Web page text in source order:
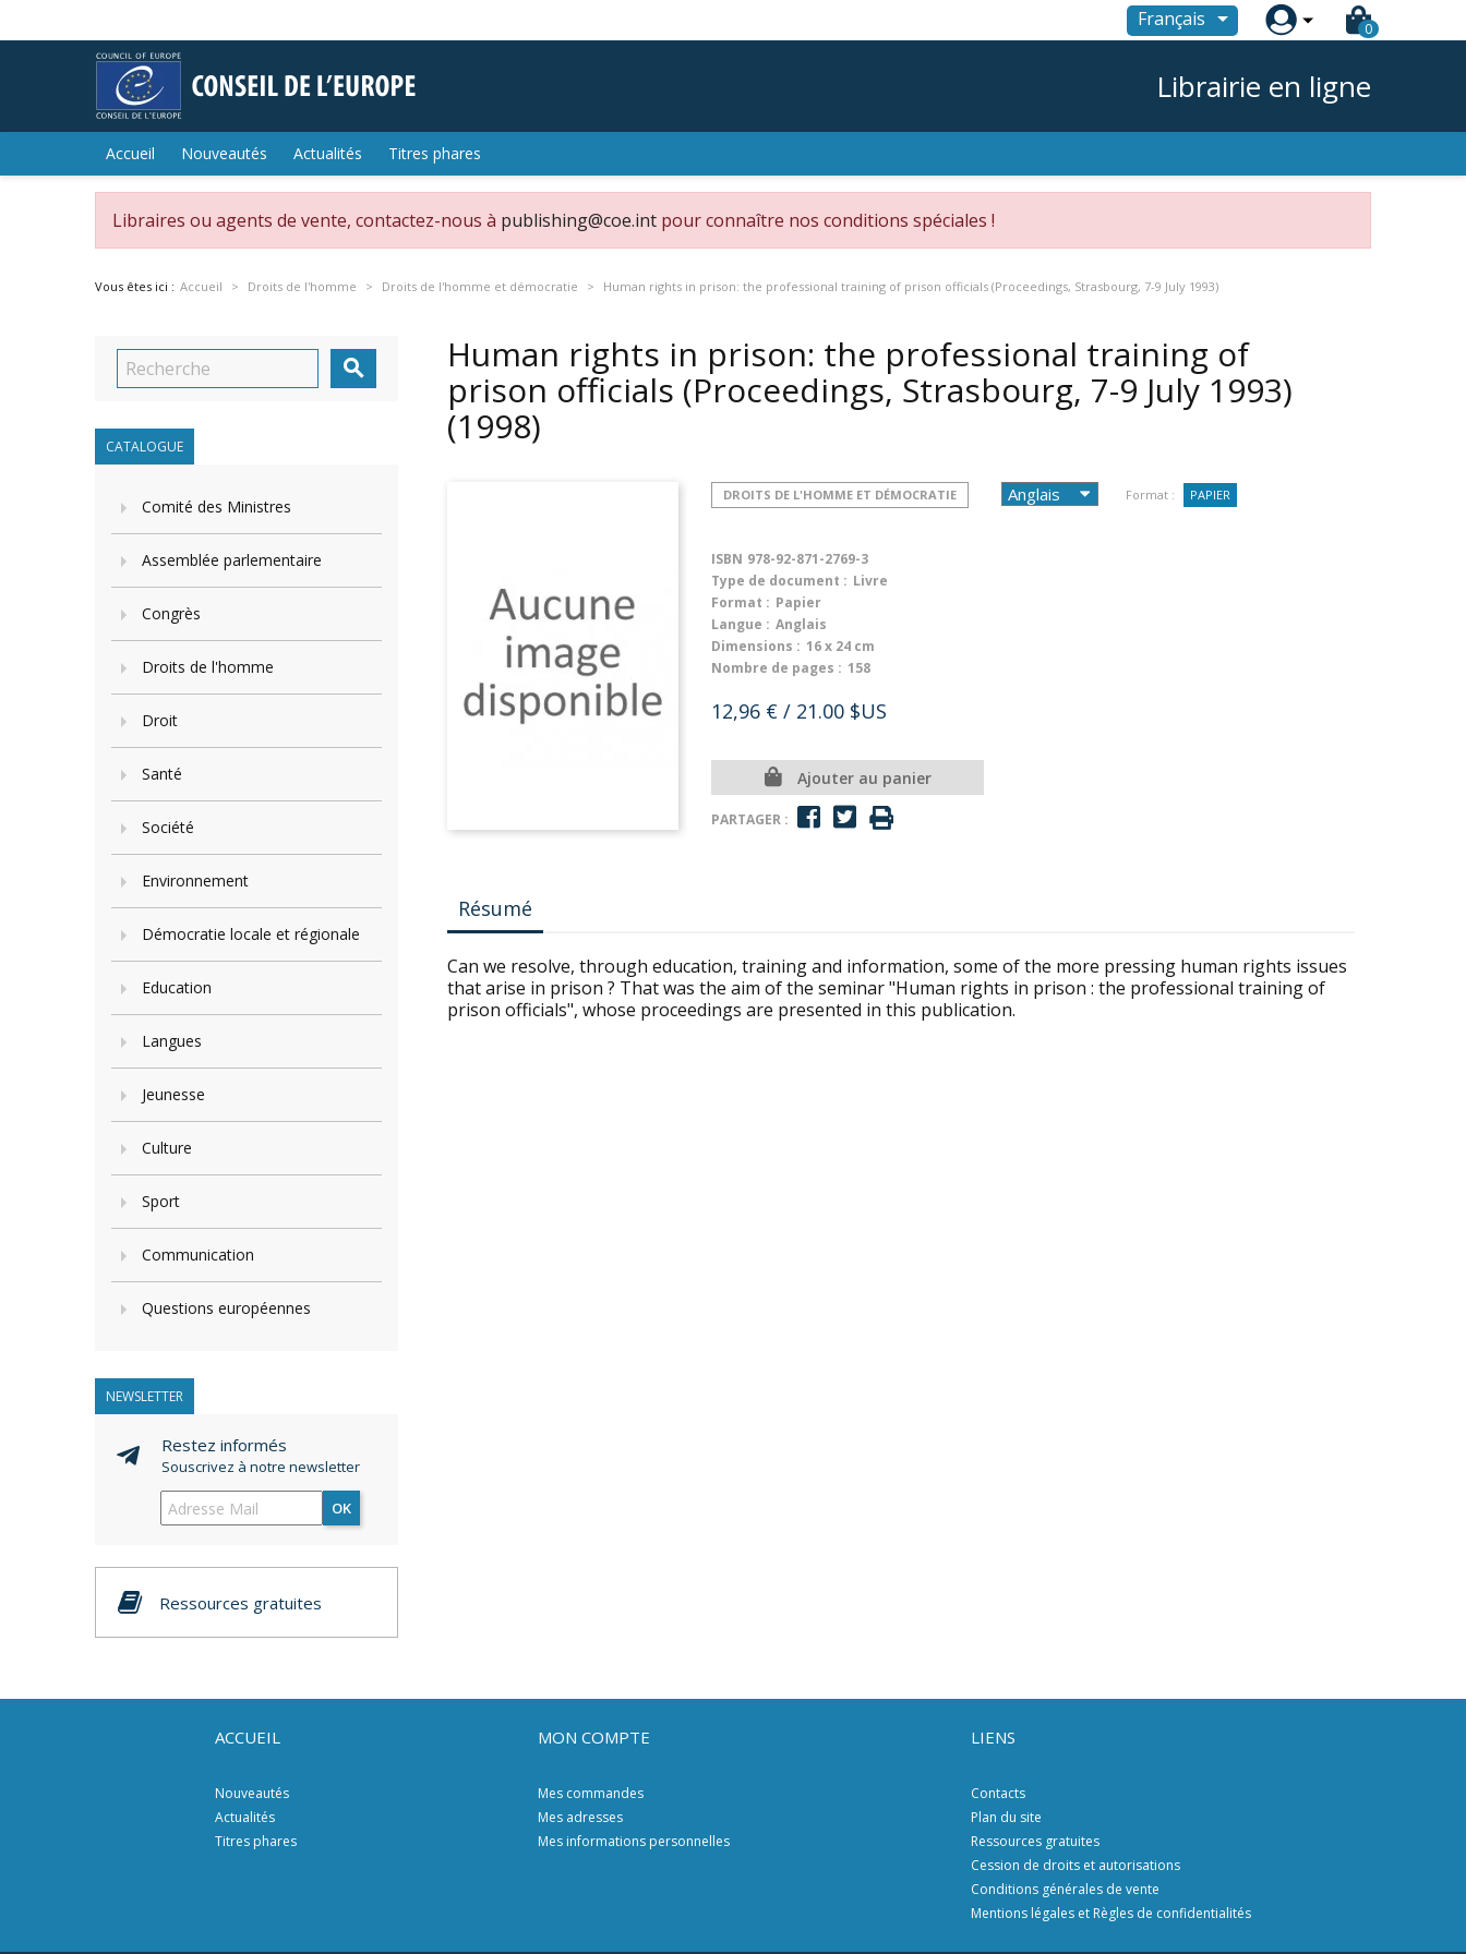
Français  0
Librairie en ligne
Accueil Nouveautés Actualités Titres phares
Libraires ou agents de vente, contactez-nous à publishing@coe.int pour connaître nos conditions spéciales !
Vous êtes ici : Accueil Droits de l'homme Droits de l'homme et démocratie Human rights in prison: the professional training of prison officials (Proceedings, Strasbourg, 7-9 July 1993)

CATALOGUE
Comité des Ministres
Assemblée parlementaire
Congrès
Droits de l'homme
Droit
Santé
Société
Environnement
Démocratie locale et régionale
Education
Langues
Jeunesse
Culture
Sport
Communication
Questions européennes
NEWSLETTER
Restez informés
Souscrivez à notre newsletter
OK
Ressources gratuites
Human rights in prison: the professional training of
prison officials (Proceedings, Strasbourg, 7-9 July 1993)
(1998)
DROITS DE L'HOMME ET DÉMOCRATIE Format : PAPIER
ISBN 978-92-871-2769-3
Type de document : Livre
Format : Papier
Langue : Anglais
Dimensions : 16 x 24 cm
Nombre de pages : 158
12,96 € / 21.00 $US
Ajouter au panier
PARTAGER :
Résumé
Can we resolve, through education, training and information, some of the more pressing human rights issues
that arise in prison ? That was the aim of the seminar "Human rights in prison : the professional training of
prison officials", whose proceedings are presented in this publication.
ACCUEIL
Nouveautés
Actualités
Titres phares
MON COMPTE
Mes commandes
Mes adresses
Mes informations personnelles
LIENS
Contacts
Plan du site
Ressources gratuites
Cession de droits et autorisations
Conditions générales de vente
Mentions légales et Règles de confidentialités